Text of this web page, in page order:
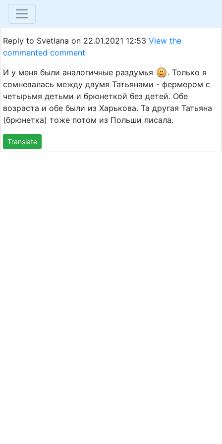
Reply to Svetlana on 22.01.2021 12:53 View the
commented comment
И у меня были аналогичные раздумья
. Только я
сомневалась между двумя Татьянами - фермером с
четырьмя детьми и брюнеткой без детей. Обе
возраста и обе были из Харькова. Та другая Татьяна
(брюнетка) тоже потом из Польши писала.
Translate